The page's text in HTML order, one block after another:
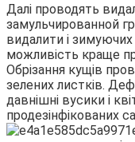
Далі проводять
замульчированной
видалити і
можливість краще
Обрізання кущів
зелених листків.
давнішні вусики і
продезінфікованих